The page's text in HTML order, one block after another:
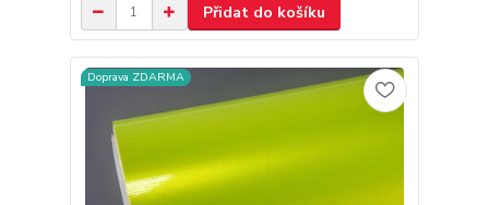
Přidat do košíku
Doprava ZDARMA